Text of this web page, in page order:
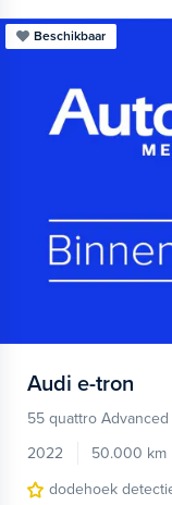
Beschikbaar
Audi e-tron
55 quattro Advanced
2022
50.000 km
dodehoek